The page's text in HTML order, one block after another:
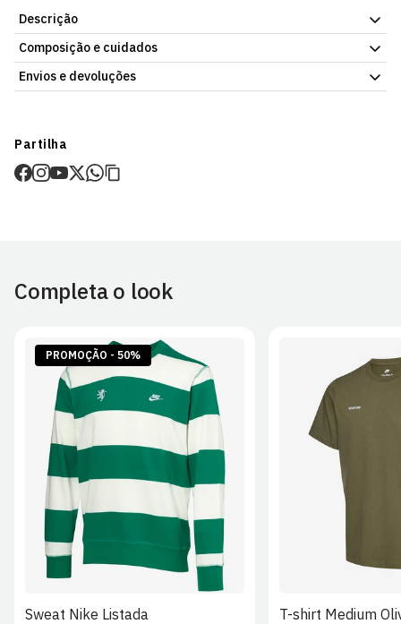
Descrição
Cachecol Best Friend PET 90cm, da Loja Verde Online. Peça
pensada para os mais novos. Já disponível na Loja Verde Online.
Composição e cuidados
Envios e devoluções
Prazo estimado de entrega varia consoante o destino e método
de envio.
Artigos personalizados não podem ser devolvidos.
de EnvioeDevoluções
Partilha
Completa o look
PROMOÇÃO - 50%
S XL 2XL
Sweat Nike Listada T-shirt Medium